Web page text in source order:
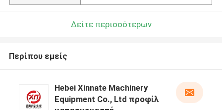
Δείτε περισσότερων
Περίπου εμείς
Hebei Xinnate Machinery
Equipment Co., Ltd προφίλ